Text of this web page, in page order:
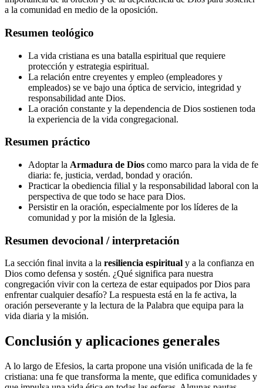
a la comunidad en medio de la oposición.
Resumen teológico
La vida cristiana es una batalla espiritual que requiere
protección y estrategia espiritual.
La relación entre creyentes y empleo (empleadores y
empleados) se ve bajo una óptica de servicio, integridad y
responsabilidad ante Dios.
La oración constante y la dependencia de Dios sostienen toda
la experiencia de la vida congregacional.
Resumen práctico
Adoptar la Armadura de Dios como marco para la vida de fe
diaria: fe, justicia, verdad, bondad y oración.
Practicar la obediencia filial y la responsabilidad laboral con la
perspectiva de que todo se hace para Dios.
Persistir en la oración, especialmente por los líderes de la
comunidad y por la misión de la Iglesia.
Resumen devocional / interpretación
La sección final invita a la resiliencia espiritual y a la confianza en
Dios como defensa y sostén. ¿Qué significa para nuestra
congregación vivir con la certeza de estar equipados por Dios para
enfrentar cualquier desafío? La respuesta está en la fe activa, la
oración perseverante y la lectura de la Palabra que equipa para la
vida diaria y la misión.
Conclusión y aplicaciones generales
A lo largo de Efesios, la carta propone una visión unificada de la fe
cristiana: una fe que transforma la mente, que edifica comunidades y